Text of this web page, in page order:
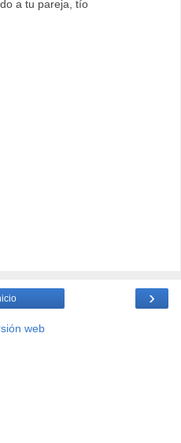
a tu pareja, tío
›
web